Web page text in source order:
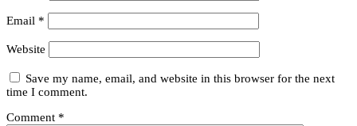
Email *
Website
Save my name, email, and website in this browser for the next
time I comment.
Comment *